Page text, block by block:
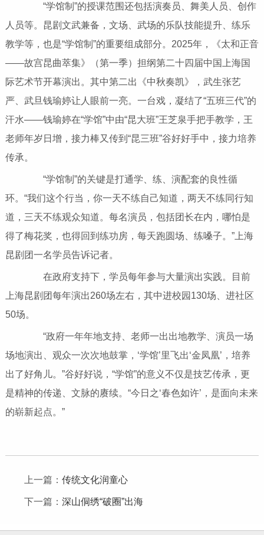
“学馆制”的授课范围还包括演奏员、舞美人员、创作
人员等。昆剧文武兼备，文场、武场的乐队技能提升、练乐
教学等，也是“学馆制”的重要组成部分。2025年，《太和正音
——故宫昆曲萃集》（第一季）担纲第二十四届中国上海国
际艺术节开幕演出。其中第二出《中秋奏凯》，武生张艺
严、武旦钱瑜婷让人眼前一亮。一台戏，凝结了“五班三代”的
汗水——钱瑜婷在“学馆”中由“昆大班”王芝泉手把手教学，王
老师年岁日增，接力棒又传到“昆三班”谷好好手中，接力培养
传承。
“学馆制”的关键是打通学、练、演配套的良性循
环。“我们这个行当，你一天不练自己知道，两天不练同行知
道，三天不练观众知道。每名演员，包括团长在内，哪怕是
得了梅花奖，也得回到练功房，每天跑圆场、练嗓子。”上海
昆剧团一名学员告诉记者。
在政府支持下，学员每年参与大量演出实践。目前
上海昆剧团每年演出260场左右，其中进校园130场、进社区
50场。
“政府一年年地支持、老师一出出地教学、演员一场
场地演出、观众一次次地鼓掌，‘学馆’里飞出‘金凤凰’，培养
出了好角儿。”谷好好说，“学馆”的意义不仅是技艺传承，更
是精神的传递、文脉的赓续。“今日之‘春色如许’，是面向未来
的崭新起点。”
上一篇： 传统文化润童心
下一篇： 深山侗绣“破圈”出海